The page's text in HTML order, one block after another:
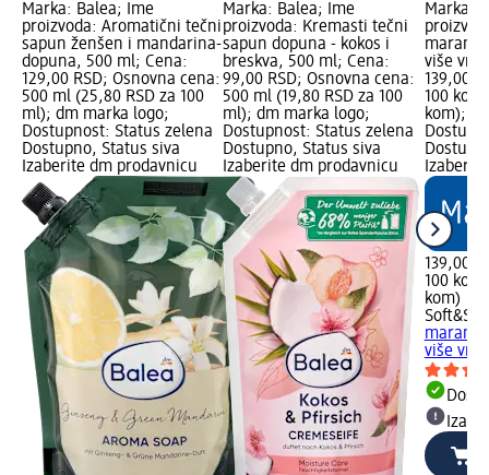
Marka: Balea; Ime
proizvoda: Aromatični tečni
sapun ženšen i mandarina-
dopuna, 500 ml; Cena:
129,00 RSD; Osnovna cena:
500 ml (25,80 RSD za 100
ml); dm marka logo;
Dostupnost: Status zelena
Dostupno, Status siva
Izaberite dm prodavnicu
Marka: Balea; Ime
proizvoda: Kremasti tečni
sapun dopuna - kokos i
breskva, 500 ml; Cena:
99,00 RSD; Osnovna cena:
500 ml (19,80 RSD za 100
ml); dm marka logo;
Dostupnost: Status zelena
Dostupno, Status siva
Izaberite dm prodavnicu
Marka:
više
139,00
100 kom
kom);
139,00
100 kom
kom)
više